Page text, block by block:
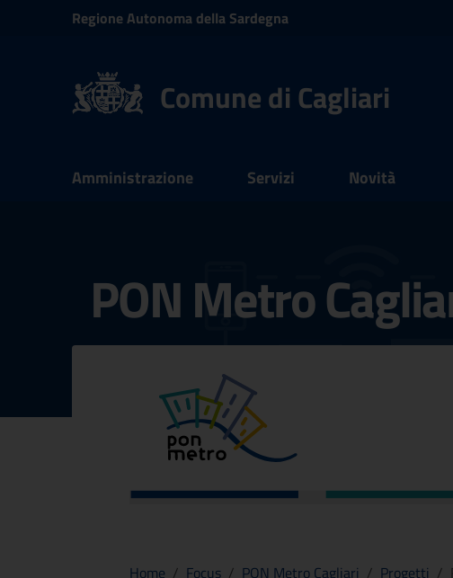
Vai ai contenuti
RegioneAutonoma della Sardegna
Comune di Cagliari
Submenu
Amministrazione Servizi
Novità
PON Metro
Home / Focus / PON Metro Cagliari / Progetti /